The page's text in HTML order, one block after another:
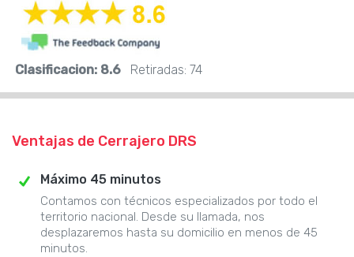
Clasificacion: 8.6 Retiradas: 74
Ventajas de Cerrajero DRS
Máximo 45 minutos
Contamos con técnicos especializados por todo el
territorio nacional. Desde su llamada, nos
desplazaremos hasta su domicilio en menos de 45
minutos.